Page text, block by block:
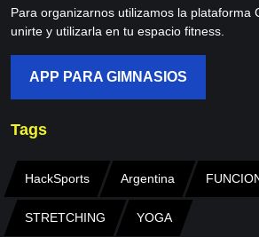
Para organizarnos utilizamos la plataforma
unirte y utilizarla en tu espacio fitness.
APP PARA GIMNASIOS
Tags
HackSports Argentina
STRETCHING YOGA